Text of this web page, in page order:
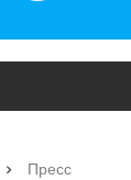
Пресс